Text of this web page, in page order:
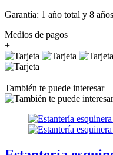
Garantía: 1 año total y 8
Medios de pagos
+
También te puede interesar